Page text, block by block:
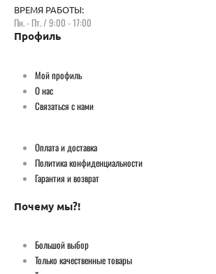
ВРЕМЯ РАБОТЫ:
Пн. - Пт. / 9:00 - 17:00
Профиль
Мой профиль
О нас
Связаться с нами
Оплата и доставка
Политика конфиденциальности
Гарантия и возврат
Почему мы?!
Большой выбор
Только качественные товары